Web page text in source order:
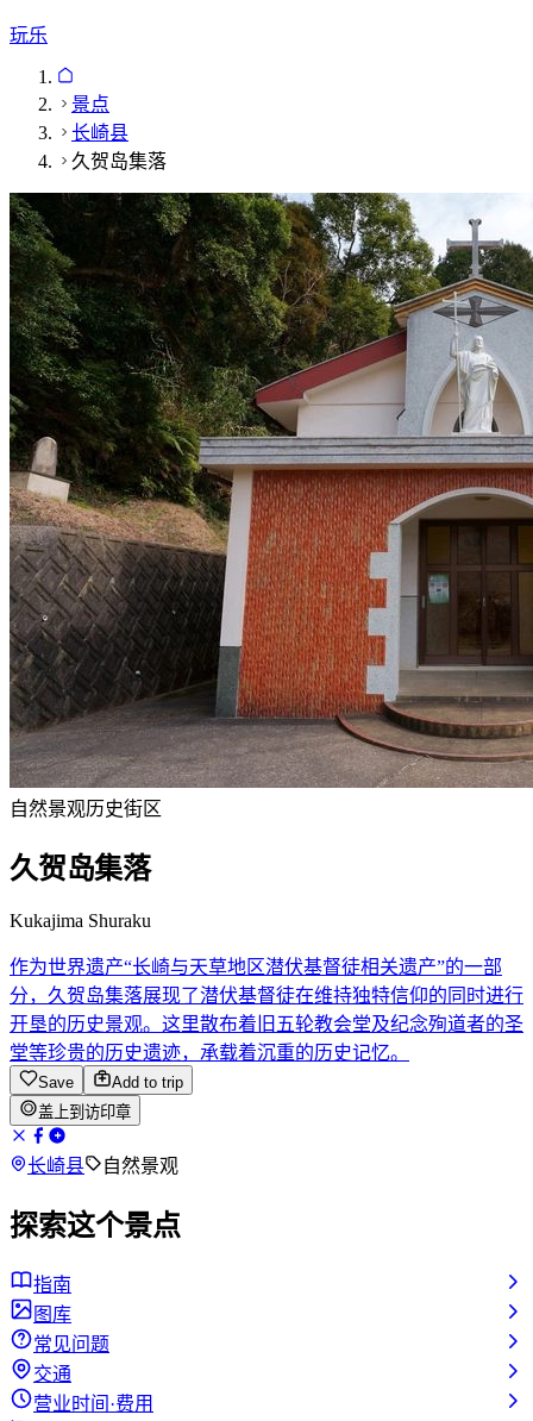
玩乐
景点
长崎县
久贺岛集落
自然景观历史街区
久贺岛集落
Kukajima Shuraku
作为世界遗产“长崎与天草地区潜伏基督徒相关遗产”的一部
分，久贺岛集落展现了潜伏基督徒在维持独特信仰的同时进行
开垦的历史景观。这里散布着旧五轮教会堂及纪念殉道者的圣
堂等珍贵的历史遗迹，承载着沉重的历史记忆。
Save
Add to trip
盖上到访印章
长崎县 自然景观
探索这个景点
指南
图库
常见问题
交通
营业时间·费用